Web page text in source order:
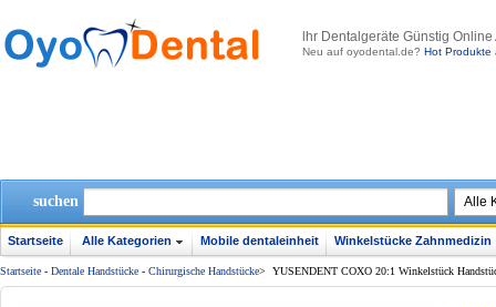
lhr Dentalgeräte Günstig
Neu auf oyodental.de? Hot Produkte
suchen
Startseite Alle Kategorien Mobile dentaleinheit Winkelstücke Zahnmedizin
Startseite - Dentale Handstücke - Chirurgische Handstücke> YUSENDENT COXO 20:1 Winkelstück